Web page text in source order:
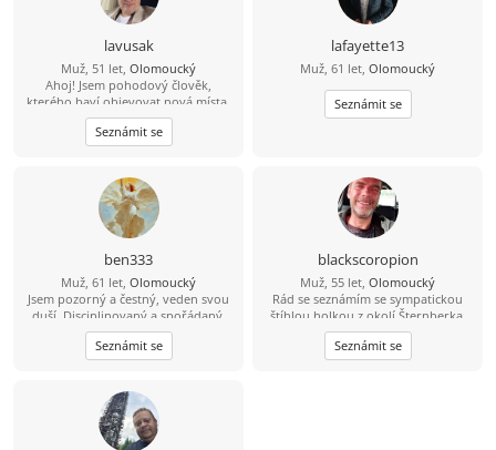
lavusak
Muž, 51 let, Olomoucký
Ahoj! Jsem pohodový člověk,
kterého baví objevovat nová místa,
zajít si na dobrou kávu nebo jídlo a
ve volném čase se věnuji [cvičení,
boxu, rád chodím na
společné zážitky, upřímné
rozhovory a časem třeba i pro vážný
vztah, kde se budeme navzájem
podporovat.“
Seznámit se
lafayette13
Muž, 61 let, Olomoucký
Seznámit se
ben333
Muž, 61 let, Olomoucký
Jsem pozorný a čestný, veden svou
duší. Disciplinovaný a spořádaný.
Umím pilotovat letadlo, pokud bys
chtěl letět se mnou. Roky bolesti a
vytrvalosti vybudovaly to, kým jsem
spřízněnou duši.
Seznámit se
blackscoropion
Muž, 55 let, Olomoucký
Rád se seznámím se sympatickou
štíhlou holkou z okolí Šternberka.
Pokud máš zájem napiš. Stačí
zkopírovat mé jméno zavináč
seznam.
Seznámit se